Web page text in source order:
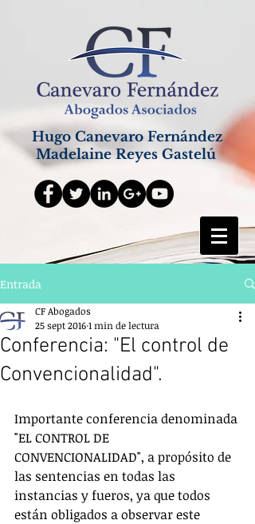
Hugo Canevaro Fernández
Madelaine Reyes Gastelú
Entrada
Conferencia: "El control de
Convencionalidad".
CF Abogados
25 sept 20161 min de lectura
Importante conferencia denominada
"EL CONTROL DE
CONVENCIONALIDAD", a propósito de
las sentencias en todas las
instancias y fueros, ya que todos
están obligados a observar este